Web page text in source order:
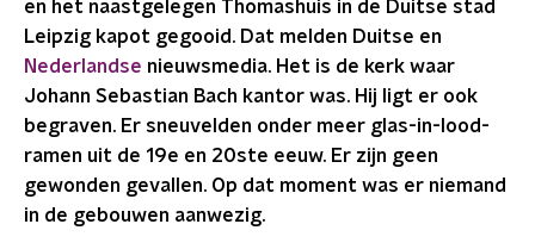
en het naastgelegen Thomashuis in de Duitse stad
Leipzig kapot gegooid. Dat melden Duitse en
Nederlandse nieuwsmedia. Het is de kerk waar
Johann Sebastian Bach kantor was. Hij ligt er ook
begraven. Er sneuvelden onder meer glas-in-lood-
ramen uit de 19e en 20ste eeuw. Er zijn geen
gewonden gevallen. Op dat moment was er niemand
in de gebouwen aanwezig.